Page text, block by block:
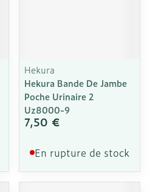
Hekura
Hekura Bande De Jambe
Poche Urinaire 2
Uz8000-9
7,50 €
En rupture de stock